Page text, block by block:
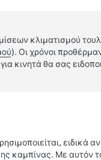
κλιματισμού
). Οι χρόνοι
κινητά θα σας
ειδικά αν
Με αυτόν